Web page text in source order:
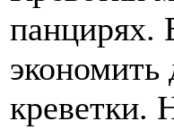
панцирях.
креветки.